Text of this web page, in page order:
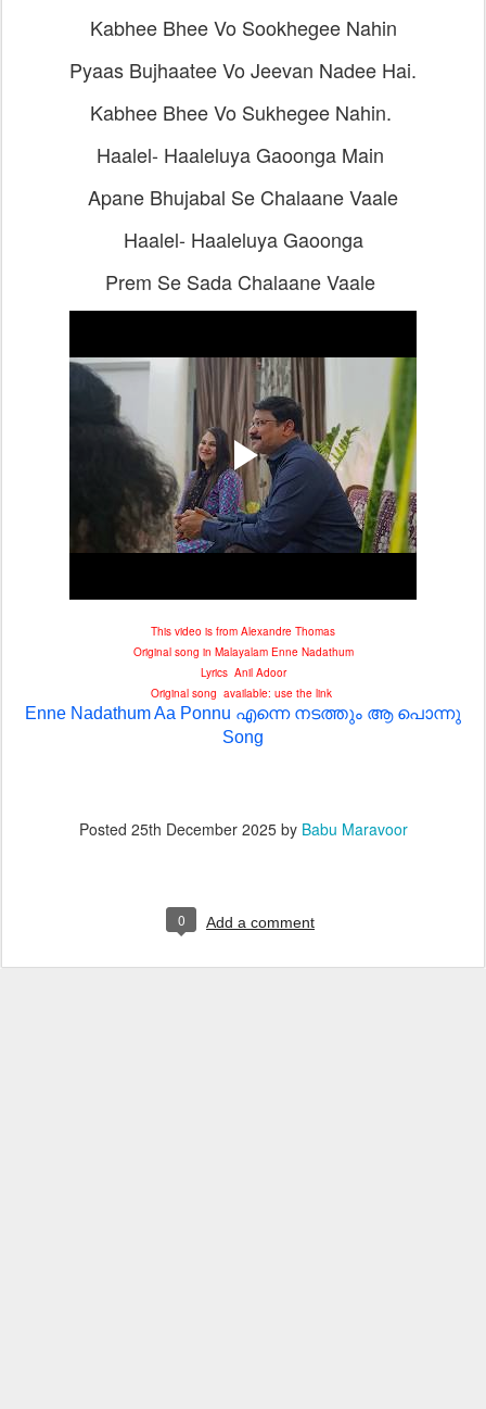
Kabhee Bhee Vo Sookhegee Nahin
Pyaas Bujhaatee Vo Jeevan Nadee Hai.
Kabhee Bhee Vo Sukhegee Nahin.
Haalel- Haaleluya Gaoonga Main
Apane Bhujabal Se Chalaane Vaale
Haalel- Haaleluya Gaoonga
Prem Se Sada Chalaane Vaale
This video is from Alexandre Thomas
Original song in Malayalam Enne Nadathum
Lyrics Anil Adoor
Original song available: use the link
Enne Nadathum Aa Ponnu എന്നെ നടത്തും ആ പൊന്നു
Song
Posted 25th December 2025by Babu Maravoor
0 Add a comment